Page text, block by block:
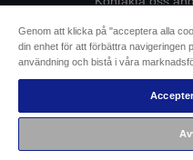
Copyright ©
Genom att klicka på "acceptera alla
din enhet för att förbättra navigeringen
användning och bistå i våra